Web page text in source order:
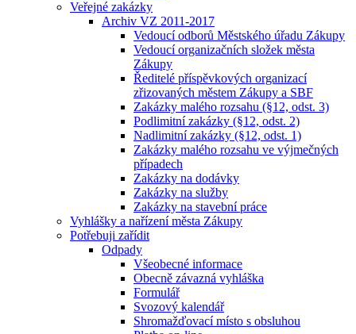
Veřejné zakázky
Archiv VZ 2011-2017
Vedoucí odborů Městského úřadu Zákupy
Vedoucí organizačních složek města
Zákupy
Ředitelé příspěvkových organizací
zřizovaných městem Zákupy a SBF
Zakázky malého rozsahu (§12, odst. 3)
Podlimitní zakázky (§12, odst. 2)
Nadlimitní zakázky (§12, odst. 1)
Zakázky malého rozsahu ve výjmečných
případech
Zakázky na dodávky
Zakázky na služby
Zakázky na stavební práce
Vyhlášky a nařízení města Zákupy
Potřebuji zařídit
Odpady
Všeobecné informace
Obecně závazná vyhláška
Formulář
Svozový kalendář
Shromažďovací místo s obsluhou